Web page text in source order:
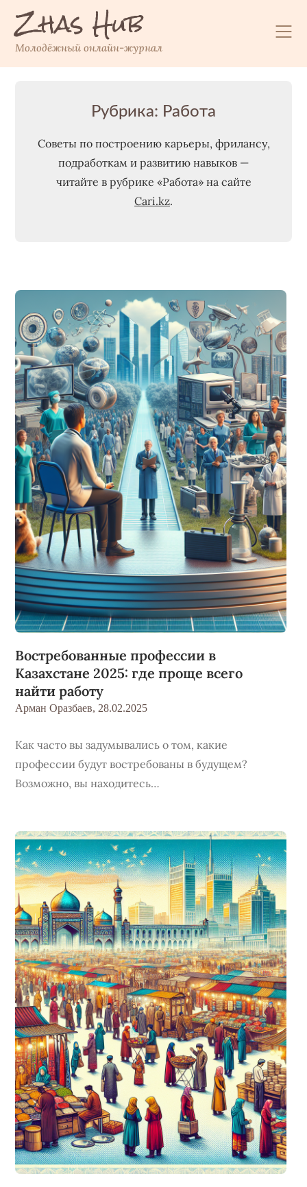
Перейти
содержимому
Zhas Hub
Молодёжный онлайн-журнал
Рубрика: Работа
Советы по построению карьеры, фрилансу,
подработкам и развитию навыков —
читайте в рубрике «Работа» на сайте
Cari.kz.
Востребованные профессии в
Казахстане 2025: где проще всего
найти работу
Арман Оразбаев, 28.02.2025
Как часто вы задумывались о том, какие
профессии будут востребованы в будущем?
Возможно, вы находитесь…